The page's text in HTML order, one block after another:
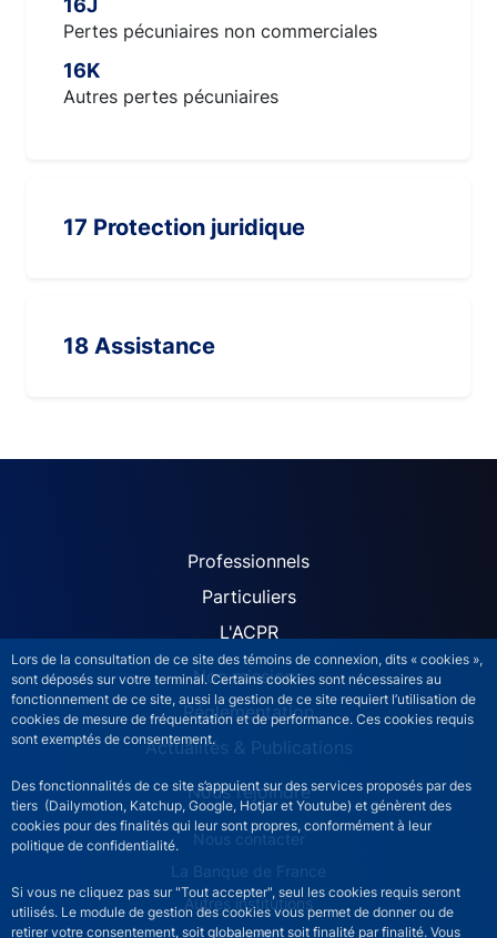
Lors de la consultation de ce site des témoins de connexion, dits « cookies »,
sont déposés sur votre terminal. Certains cookies sont nécessaires au
fonctionnement de ce site, aussi la gestion de ce site requiert l’utilisation de
cookies de mesure de fréquentation et de performance. Ces cookies requis
sont exemptés de consentement.
Des fonctionnalités de ce site s’appuient sur des services proposés par des
tiers (Dailymotion, Katchup, Google, Hotjar et Youtube) et génèrent des
cookies pour des finalités qui leur sont propres, conformément à leur
politique de confidentialité.
Si vous ne cliquez pas sur "Tout accepter", seul les cookies requis seront
utilisés. Le module de gestion des cookies vous permet de donner ou de
retirer votre consentement, soit globalement soit finalité par finalité. Vous
16J
Pertes pécuniaires non commerciales
16K
Autres pertes pécuniaires
17 Protection juridique
18 Assistance
ACPR site navigation
Professionnels
Particuliers
L'ACPR
Nos missions
Réglementation
Actualités & Publications
Nous rejoindre
ACPR footer secondary menu (French)
Nous contacter
La Banque de France
Autres institutions